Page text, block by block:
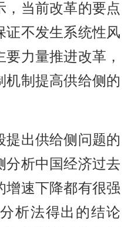
，当前改革的要点
证不发生系统性风
力量推进改革，
机制提高供给侧的
提出供给侧问题的
分析中国经济过去
增速下降都有很强
析法得出的结论